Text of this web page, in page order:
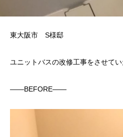
東大阪市 S様邸
ユニットバスの改修工事をさせてい
——BEFORE——